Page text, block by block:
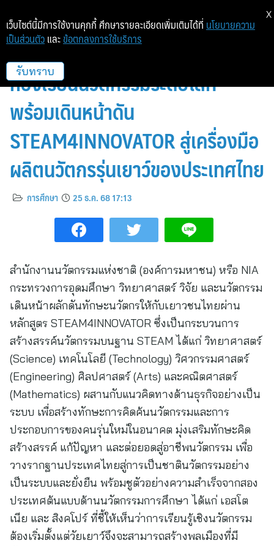
เอ็นไอเอ ชวนส่อง 2 โมเดล
ห้องเรียนนวัตกรรมระดับโลก
พร้อมเดินหน้าดัน
STEAM4INNOVATOR สู่เครื่องมือ
ผลิตนวัตกรรุ่นเยาว์ของประเทศไทย
การศึกษา 25 ธ.ค. 68 17:13
สำนักงานนวัตกรรมแห่งชาติ (องค์การมหาชน) หรือ NIA
กระทรวงการอุดมศึกษา วิทยาศาสตร์ วิจัย และนวัตกรรม
เดินหน้าผลักดันทักษะนวัตกรให้กับเยาวชนไทยผ่าน
หลักสูตร STEAM4INNOVATOR ซึ่งเป็นกระบวนการ
สร้างสรรค์นวัตกรรมบนฐาน STEAM ได้แก่ วิทยาศาสตร์
(Science) เทคโนโลยี (Technology) วิศวกรรมศาสตร์
(Engineering) ศิลปศาสตร์ (Arts) และคณิตศาสตร์
(Mathematics) ผสานกับแนวคิดทางด้านธุรกิจอย่างเป็น
ระบบ เพื่อสร้างทักษะการคิดค้นนวัตกรรมและการ
ประกอบการของคนรุ่นใหม่ในอนาคต มุ่งเสริมทักษะคิด
สร้างสรรค์ แก้ปัญหา และต่อยอดสู่อาชีพนวัตกรรม เพื่อ
วางรากฐานประเทศไทยสู่การเป็นชาตินวัตกรรมอย่าง
เป็นระบบและยั่งยืน พร้อมชูตัวอย่างความสำเร็จจากสอง
ประเทศต้นแบบด้านนวัตกรรมการศึกษา ได้แก่ เอสโต
เนีย และ สิงคโปร์ ที่ชี้ให้เห็นว่าการเรียนรู้เชิงนวัตกรรม
ต้องเริ่มตั้งแต่วัยเยาว์จึงจะสามารถสร้างพลเมืองที่มี
เว็บไซต์นี้มีการใช้งานคุกกี้ ศึกษารายละเอียดเพิ่มเติมได้ที่ นโยบายความ
เป็นส่วนตัว และ ข้อตกลงการใช้บริการ
รับทราบ
X